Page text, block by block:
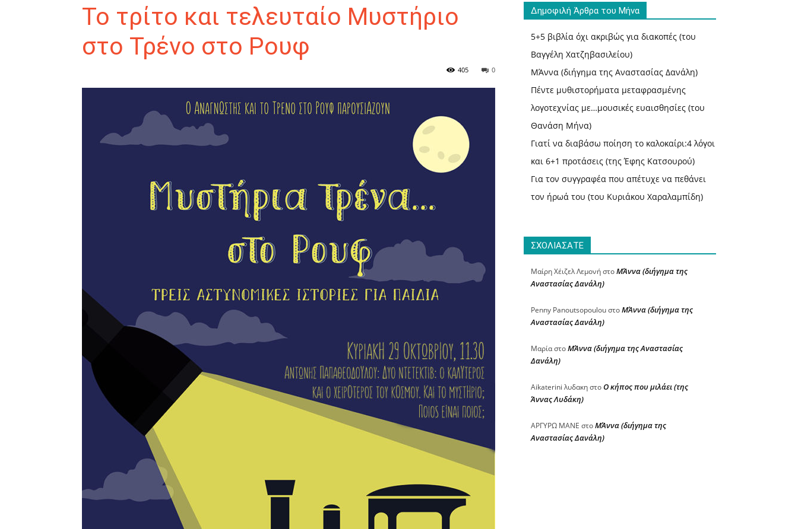
ΑΝΑΓΝΩΣΤΗΣ
ΒΙΒΛΙΟ
ΚΑΙ
Το τρίτο και τελευταίο Μυστήριο
στο Τρένο στο Ρουφ
0
405
Δημοφιλή Άρθρα του Μήνα
5+5 βιβλία όχι ακριβώς για διακοπές (του
Βαγγέλη Χατζηβασιλείου)
ΜΆννα (διήγημα της Αναστασίας Δανάλη)
Πέντε μυθιστορήματα μεταφρασμένης
λογοτεχνίας με…μουσικές ευαισθησίες (του
Θανάση Μήνα)
Γιατί να διαβάσω ποίηση το καλοκαίρι:4 λόγοι
και 6+1 προτάσεις (της Έφης Κατσουρού)
Για τον συγγραφέα που απέτυχε να πεθάνει
τον ήρωά του (του Κυριάκου Χαραλαμπίδη)
ΣΧΟΛΙΑΣΑΤΕ
Μαίρη Χέιζελ ΛεμονήστοΜΆννα (διήγημα της
Αναστασίας Δανάλη)
Penny PanoutsopoulouστοΜΆννα (διήγημα της
Αναστασίας Δανάλη)
ΜαρίαστοΜΆννα (διήγημα της Αναστασίας
Δανάλη)
Aikaterini λυδακηστοΟ κήπος που μιλάει (της
Άννας Λυδάκη)
ΑΡΓΥΡΩ ΜΑΝΕ στοΜΆννα (διήγημα της
Αναστασίας Δανάλη)